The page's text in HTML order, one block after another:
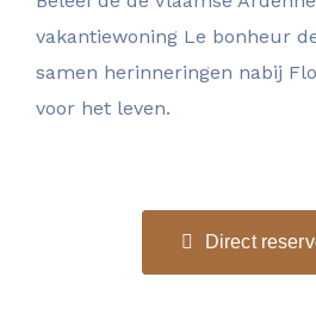
vakantiewoning Le bonheur
samen herinneringen nabij
voor het leven.
Direct